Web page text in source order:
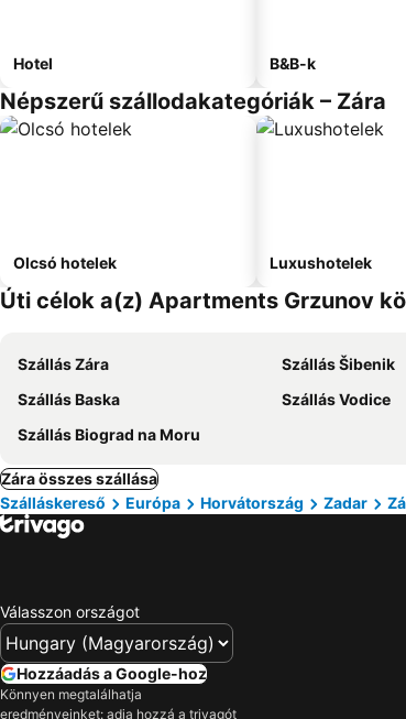
Hotel B&B-k
Népszerű szállodakategóriák – Zára
Olcsó hotelek Luxushotelek
Úti célok a(z) Apartments Grzunov
Szállás Zára Szállás Šibenik
Szállás Baska
Szállás Vodice
Szállás Biograd na Moru
Zára összes szállása
Szálláskereső
Európa Horvátország Zadar
Válasszon országot
Hozzáadás a Google-hoz
Könnyen megtalálhatja
eredményeinket: adja hozzá a trivagót